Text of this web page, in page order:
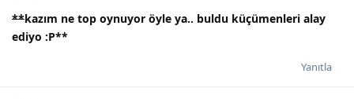
**kazım ne top oynuyor öyle ya.. buldu küçümenleri alay
ediyo :P**
Yanıtla